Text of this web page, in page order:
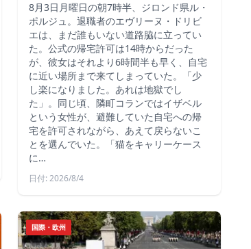
8月3日月曜日の朝7時半、ジロンド県ル・
ポルジュ。退職者のエヴリーヌ・ドリビ
エは、まだ誰もいない道路脇に立ってい
た。公式の帰宅許可は14時からだった
が、彼女はそれより6時間半も早く、自宅
に近い場所まで来てしまっていた。「少
し楽になりました。あれは地獄でし
た」。同じ頃、隣町コランではイザベル
という女性が、避難していた自宅への帰
宅を許可されながら、あえて戻らないこ
とを選んでいた。「猫をキャリーケース
に…
日付: 2026/8/4
国際・欧州